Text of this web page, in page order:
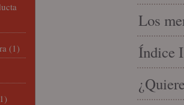
Los
Índice
(1)